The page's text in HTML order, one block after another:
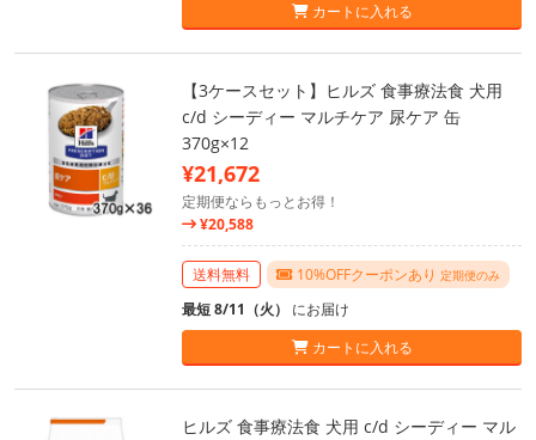
カートに入れる
【3ケースセット】ヒルズ 食事療法食 犬用
c/d シーディー マルチケア 尿ケア 缶
370g×12
¥21,672
定期便ならもっとお得！
¥20,588
送料無料 10%OFFクーポンあり 定期便のみ
最短 8/11（火） にお届け
カートに入れる
ヒルズ 食事療法食 犬用 c/d シーディー マル